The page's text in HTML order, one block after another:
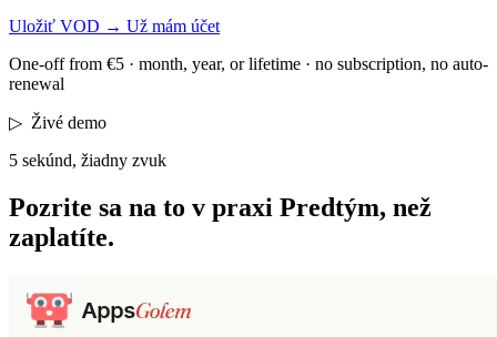
Uložiť VOD → Už mám účet
One-off from €5 · month, year, or lifetime · no subscription, no auto-
renewal
▷ Živé demo
5 sekúnd, žiadny zvuk
Pozrite sa na to v praxi Predtým, než
zaplatíte.